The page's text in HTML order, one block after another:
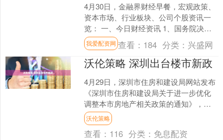
4月30日，金融界财经早餐，宏观政策、
资本市场、行业板块、公司个股资讯一
览： 一、今日财经资讯 1、国务院决
定，任命刘浩凌为中国证券监督管理委
员会副主席。中央组....
我爱配资网 查看： 184 分类： 兴盛网
沃伦策略 深圳出台楼市新政
4月29日，深圳市住房和建设局网站发布
《深圳市住房和建设局关于进一步优化
调整本市房地产相关政策的通知》，全
文如下： 深建字〔2026〕86号 各有关单
位： 为更....
沃伦策略
查看： 116 分类： 免息配资